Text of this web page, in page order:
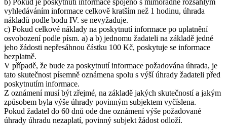
vyhledáváním informace celkově kratším než 1 hodinu, úhrada
nákladů podle bodu IV. se nevyžaduje.
c) Pokud celkové náklady na poskytnutí informace po uplatnění
osvobození podle písm. a) a b) jednomu žadateli na základě jedné
jeho žádosti nepřesáhnou částku 100 Kč, poskytuje se informace
bezplatně.
V případě, že bude za poskytnutí informace požadována úhrada, je
tato skutečnost písemně oznámena spolu s výší úhrady žadateli před
poskytnutím informace.
Z oznámení musí být zřejmé, na základě jakých skutečností a jakým
způsobem byla výše úhrady povinným subjektem vyčíslena.
Pokud žadatel do 60 dnů ode dne oznámení výše požadované
úhrady úhradu nezaplatí, povinný subjekt žádost odloží.